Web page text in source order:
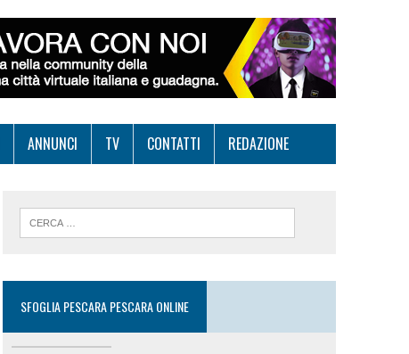
ANNUNCI TV CONTATTI REDAZIONE
SFOGLIA PESCARA PESCARA ONLINE